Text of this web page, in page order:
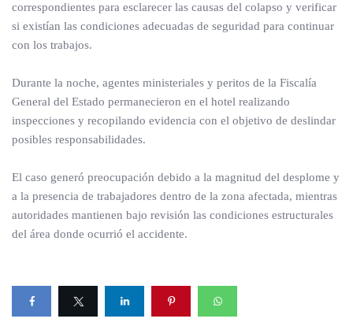
correspondientes para esclarecer las causas del colapso y verificar
si existían las condiciones adecuadas de seguridad para continuar
con los trabajos.
Durante la noche, agentes ministeriales y peritos de la Fiscalía
General del Estado permanecieron en el hotel realizando
inspecciones y recopilando evidencia con el objetivo de deslindar
posibles responsabilidades.
El caso generó preocupación debido a la magnitud del desplome y
a la presencia de trabajadores dentro de la zona afectada, mientras
autoridades mantienen bajo revisión las condiciones estructurales
del área donde ocurrió el accidente.